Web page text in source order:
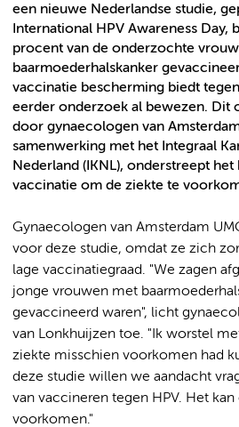
een nieuwe Nederlandse studie,
International HPV Awareness Day,
procent van de onderzochte
baarmoederhalskanker
vaccinatie bescherming biedt
eerder onderzoek al bewezen. Dit
door gynaecologen van
samenwerking met het Integraal
Nederland (IKNL), onderstreept het
vaccinatie om de ziekte te
Gynaecologen van Amsterdam
voor deze studie, omdat ze zich
lage vaccinatiegraad. "We zagen
jonge vrouwen met
gevaccineerd waren", licht
van Lonkhuijzen toe. "Ik worstel
ziekte misschien voorkomen had
deze studie willen we aandacht
van vaccineren tegen HPV. Het
voorkomen."